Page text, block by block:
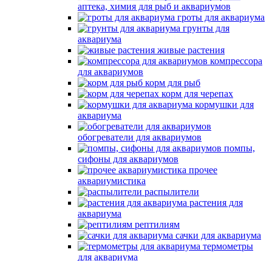
аптека, химия для рыб и аквариумов
гроты для аквариума
грунты для
аквариума
живые растения
компрессора
для аквариумов
корм для рыб
корм для черепах
кормушки для
аквариума
обогреватели для аквариумов
помпы,
сифоны для аквариумов
прочее
аквариумистика
распылители
растения для
аквариума
рептилиям
сачки для аквариума
термометры
для аквариума